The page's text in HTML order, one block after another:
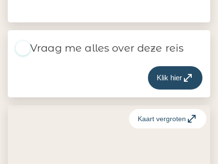
Vraag me alles over deze reis
Klik hier
Kaart vergroten